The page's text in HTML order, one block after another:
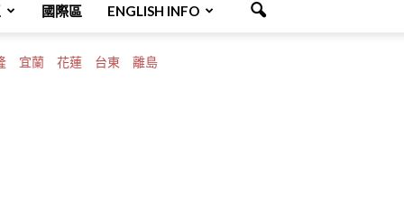
國際區 ENGLISH INFO
宜蘭 花蓮 台東 離島